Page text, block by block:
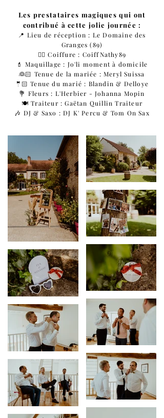
Les prestataires magiques qui ont
contribué à cette jolie journée :
📍 Lieu de réception : Le Domaine des
Granges (89)
💇‍♀️ Coiffure : CoiffNathy89
💄 Maquillage : Jo'li moment à domicile
👰🏻 Tenue de la mariée : Meryl Suissa
🤵🏻 Tenue du marié : Blandin & Delloye
💐 Fleurs : L'Herbier - Johanna Mopin
🍽️ Traiteur : Gaëtan Quillin Traiteur
🎶 DJ & Saxo : DJ K' Percu & Tom On Sax